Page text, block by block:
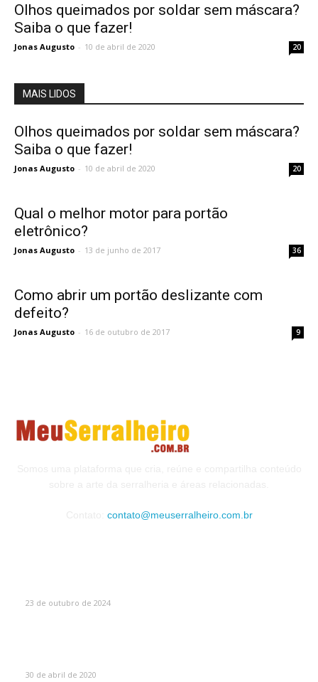
Olhos queimados por soldar sem máscara?
Saiba o que fazer!
Jonas Augusto - 10 de abril de 2020 20
MAIS LIDOS
Olhos queimados por soldar sem máscara?
Saiba o que fazer!
Jonas Augusto - 10 de abril de 2020 20
Qual o melhor motor para portão
eletrônico?
Jonas Augusto - 13 de junho de 2017 36
Como abrir um portão deslizante com
defeito?
Jonas Augusto - 16 de outubro de 2017 9
contato@meuserralheiro.com.br
23 de outubro de 2024
30 de abril de 2020